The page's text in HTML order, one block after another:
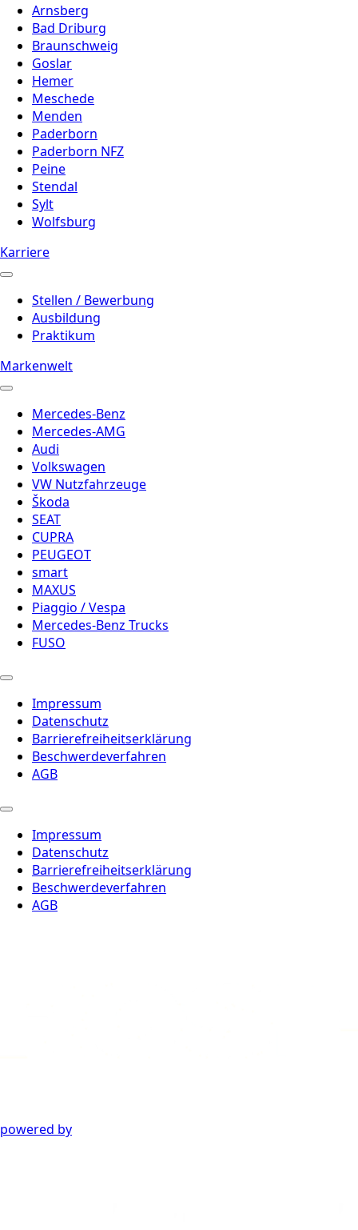
Arnsberg
Bad Driburg
Braunschweig
Goslar
Hemer
Meschede
Menden
Paderborn
Paderborn NFZ
Peine
Stendal
Sylt
Wolfsburg
Karriere
Stellen / Bewerbung
Ausbildung
Praktikum
Markenwelt
Mercedes-Benz
Mercedes-AMG
Audi
Volkswagen
VW Nutzfahrzeuge
Škoda
SEAT
CUPRA
PEUGEOT
smart
MAXUS
Piaggio / Vespa
Mercedes-Benz Trucks
FUSO
Impressum
Datenschutz
Barrierefreiheitserklärung
Beschwerdeverfahren
AGB
Impressum
Datenschutz
Barrierefreiheitserklärung
Beschwerdeverfahren
AGB
powered by